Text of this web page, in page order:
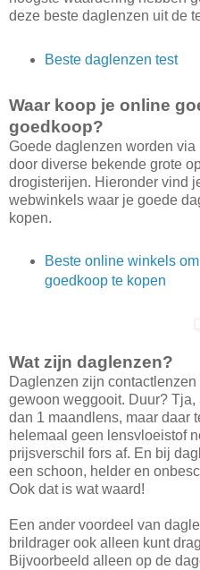
deze beste daglenzen uit de
Beste daglenzen test
Waar koop je online
goedkoop?
Goede daglenzen worden
door diverse bekende grote
drogisterijen. Hieronder vind
webwinkels waar je goede
kopen.
Beste online winkels
goedkoop te kopen
Wat zijn daglenzen?
Daglenzen zijn
gewoon weggooit. Duur?
dan 1 maandlens, maar daar
helemaal geen lensvloeistof
prijsverschil fors af. En bij
een schoon, helder en
Ook dat is wat waard!
Een ander voordeel van
brildrager ook alleen kunt
Bijvoorbeeld alleen op de